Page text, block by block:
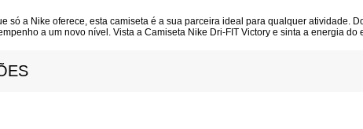
só a Nike oferece, esta camiseta é a sua parceira ideal para qualquer atividade.
a um novo nível. Vista a Camiseta Nike Dri-FIT Victory e sinta a energia do